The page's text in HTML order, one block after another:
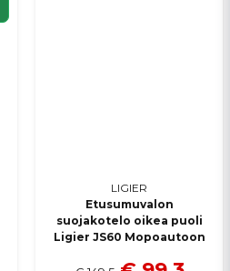
LIGIER
Etusumuvalon
suojakotelo oikea puoli
Ligier JS60 Mopoautoon